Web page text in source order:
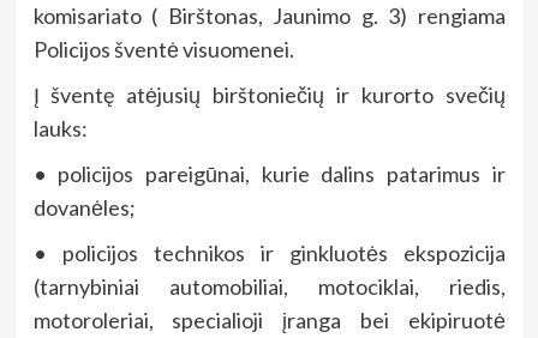
komisariato ( Birštonas, Jaunimo g. 3) rengiama
Policijos šventė visuomenei.
Į šventę atėjusių birštoniečių ir kurorto svečių
lauks:
• policijos pareigūnai, kurie dalins patarimus ir
dovanėles;
• policijos technikos ir ginkluotės ekspozicija
(tarnybiniai automobiliai, motociklai, riedis,
motoroleriai, specialioji įranga bei ekipiruotė